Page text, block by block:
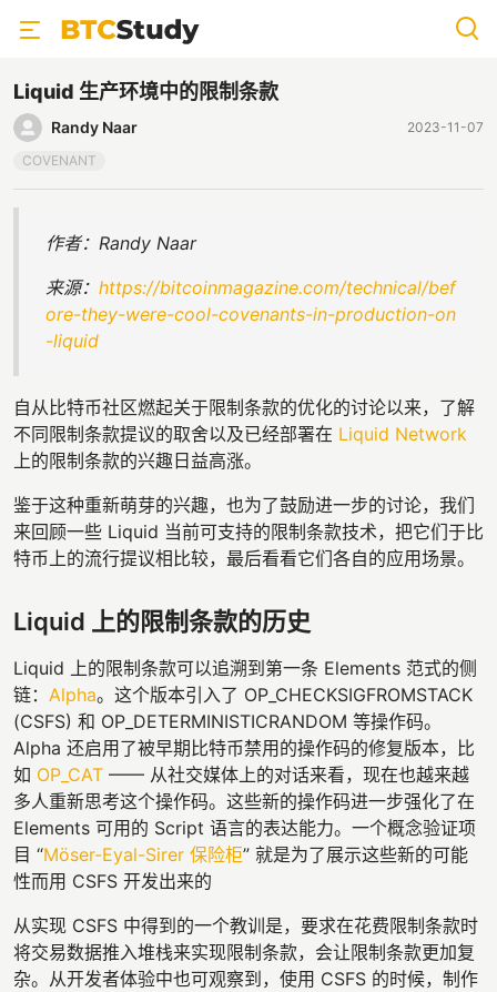
Liquid 生产环境中的限制条款
Randy Naar
2023-11-07
COVENANT
作者：Randy Naar
来源： https://bitcoinmagazine.com/technical/bef
ore-they-were-cool-covenants-in-production-on
-liquid
自从比特币社区燃起关于限制条款的优化的讨论以来，了解
不同限制条款提议的取舍以及已经部署在 Liquid Network
上的限制条款的兴趣日益高涨。
鉴于这种重新萌芽的兴趣，也为了鼓励进一步的讨论，我们
来回顾一些 Liquid 当前可支持的限制条款技术，把它们于比
特币上的流行提议相比较，最后看看它们各自的应用场景。
Liquid 上的限制条款的历史
Liquid 上的限制条款可以追溯到第一条 Elements 范式的侧
链： Alpha。这个版本引入了 OP_CHECKSIGFROMSTACK
(CSFS) 和 OP_DETERMINISTICRANDOM 等操作码。
Alpha 还启用了被早期比特币禁用的操作码的修复版本，比
如 OP_CAT —— 从社交媒体上的对话来看，现在也越来越
多人重新思考这个操作码。这些新的操作码进一步强化了在
Elements 可用的 Script 语言的表达能力。一个概念验证项
目 “Möser-Eyal-Sirer 保险柜” 就是为了展示这些新的可能
性而用 CSFS 开发出来的
从实现 CSFS 中得到的一个教训是，要求在花费限制条款时
将交易数据推入堆栈来实现限制条款，会让限制条款更加复
杂。从开发者体验中也可观察到，使用 CSFS 的时候，制作